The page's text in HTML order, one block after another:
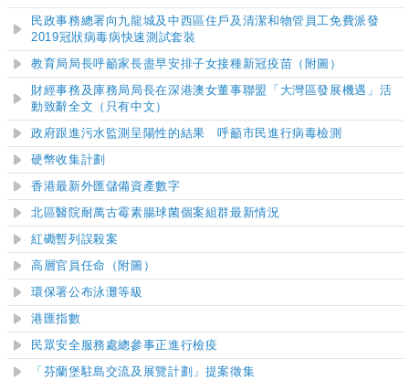
民政事務總署向九龍城及中西區住戶及清潔和物管員工免費派發
2019冠狀病毒病快速測試套裝
​教育局局長呼籲家長盡早安排子女接種新冠疫苗 （附圖）
財經事務及庫務局局長在深港澳女董事聯盟「大灣區發展機遇」活
動致辭全文（只有中文）
政府跟進污水監測呈陽性的結果 呼籲市民進行病毒檢測
硬幣收集計劃
香港最新外匯儲備資產數字
北區醫院耐萬古霉素腸球菌個案組群最新情況
紅磡暫列誤殺案
高層官員任命（附圖）
環保署公布泳灘等級
港匯指數
民眾安全服務處總參事正進行檢疫
「芬蘭堡駐島交流及展覽計劃」提案徵集